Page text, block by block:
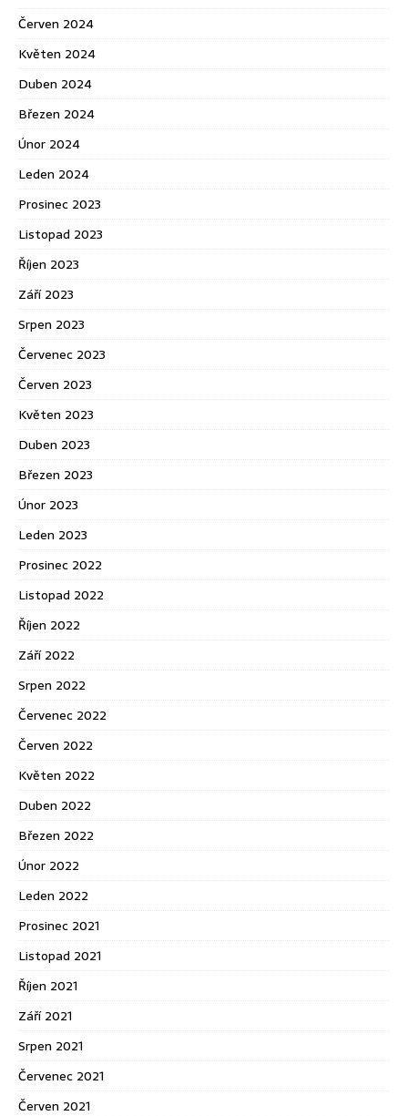
Červen 2024
Květen 2024
Duben 2024
Březen 2024
Únor 2024
Leden 2024
Prosinec 2023
Listopad 2023
Říjen 2023
Září 2023
Srpen 2023
Červenec 2023
Červen 2023
Květen 2023
Duben 2023
Březen 2023
Únor 2023
Leden 2023
Prosinec 2022
Listopad 2022
Říjen 2022
Září 2022
Srpen 2022
Červenec 2022
Červen 2022
Květen 2022
Duben 2022
Březen 2022
Únor 2022
Leden 2022
Prosinec 2021
Listopad 2021
Říjen 2021
Září 2021
Srpen 2021
Červenec 2021
Červen 2021